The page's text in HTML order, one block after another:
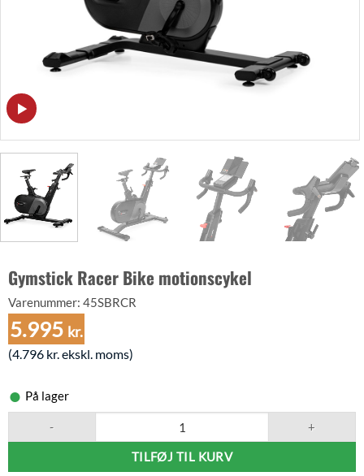
Gymstick Racer Bike motionscykel
Varenummer: 45SBRCR
5.995 kr.
(4.796 kr.ekskl. moms)
På lager
TILFØJ TIL KURV